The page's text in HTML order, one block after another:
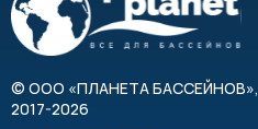
© ООО «ПЛАНЕТА БАССЕЙНОВ»,
2017-2026